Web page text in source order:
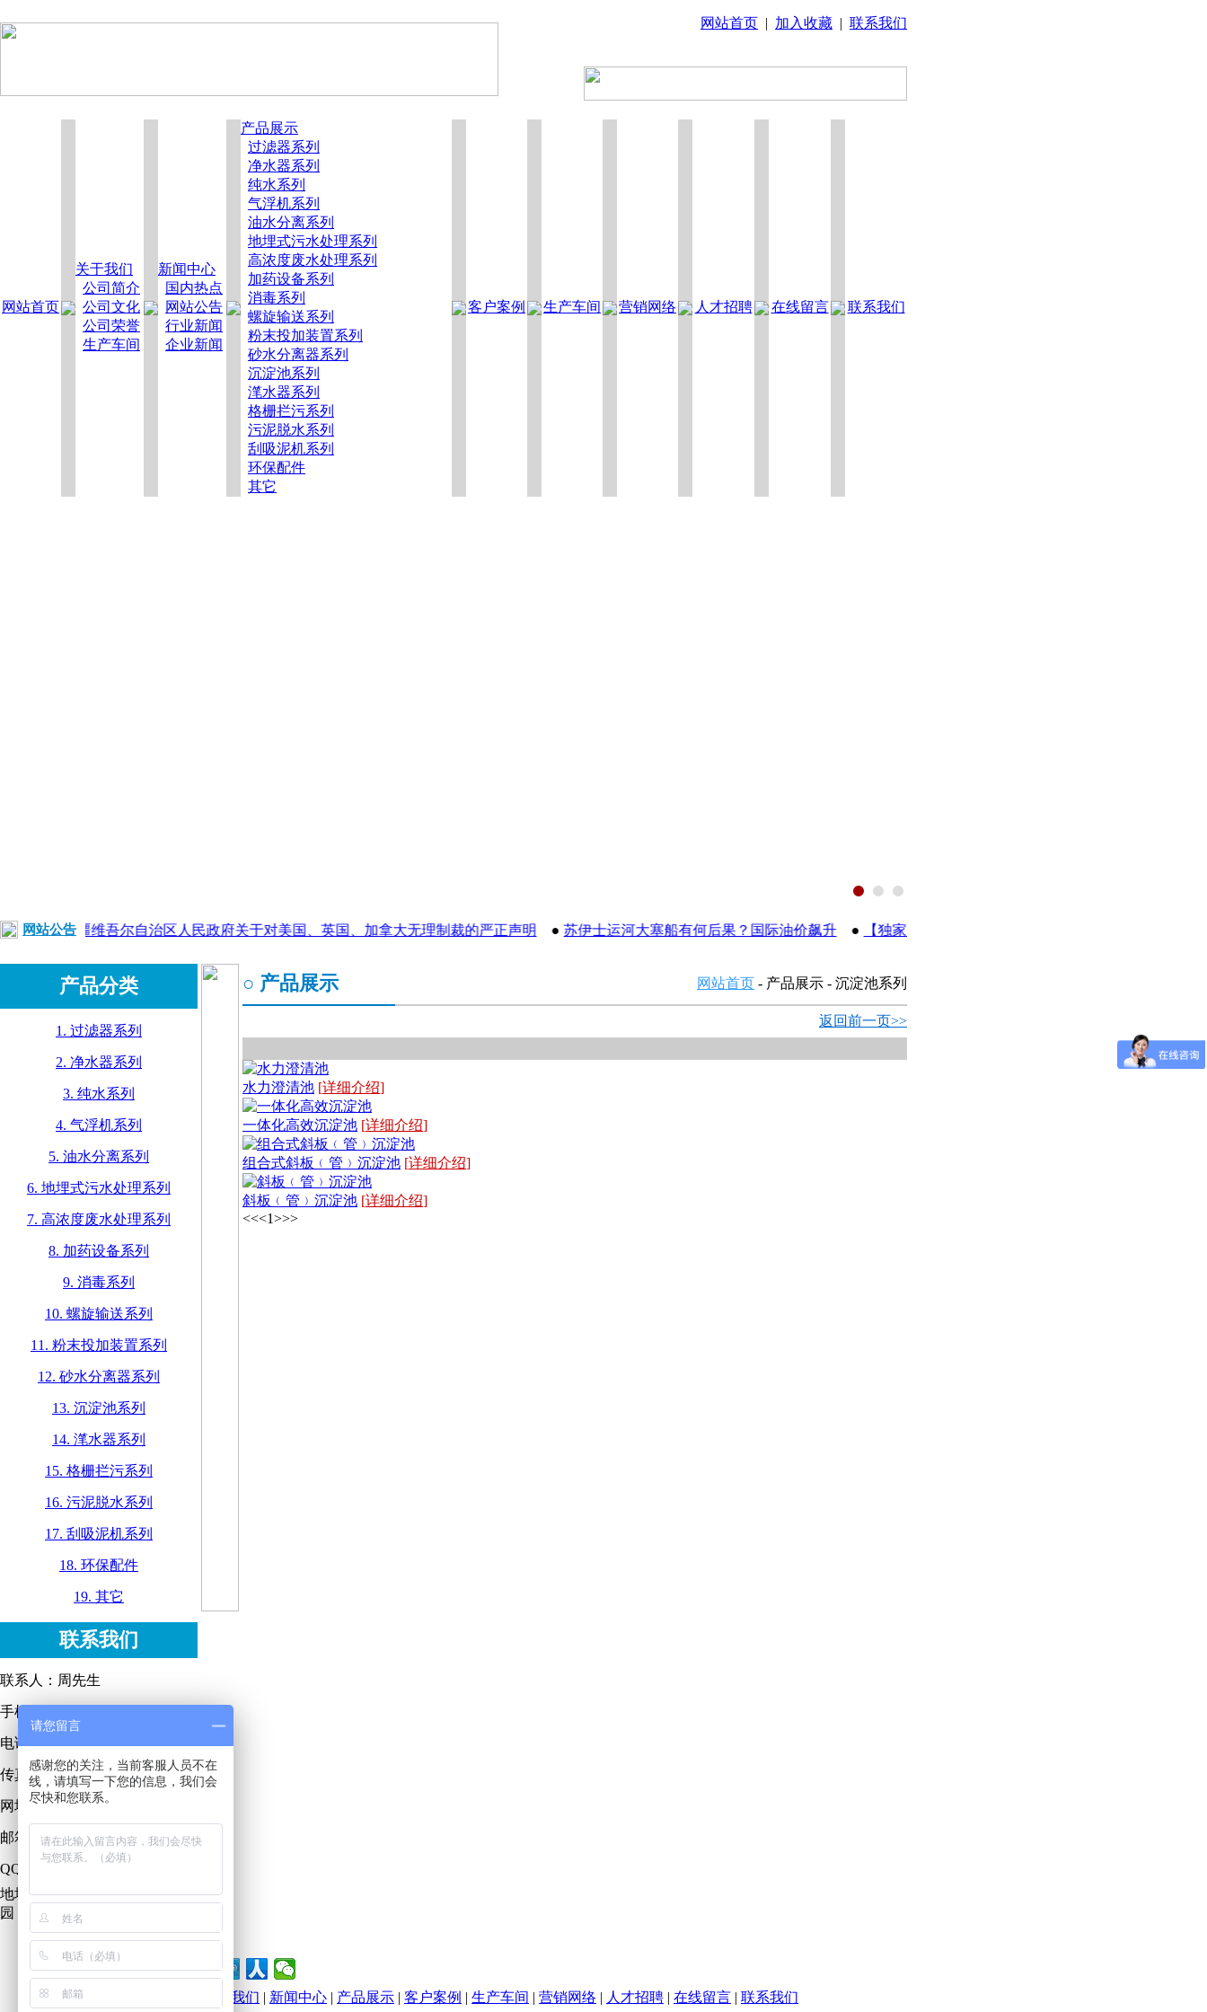
网站首页 | 加入收藏 | 联系我们
网站首页
关于我们
公司简介
公司文化
公司荣誉
生产车间
新闻中心
国内热点
网站公告
行业新闻
企业新闻
产品展示
过滤器系列
净水器系列
纯水系列
气浮机系列
油水分离系列
地埋式污水处理系列
高浓度废水处理系列
加药设备系列
消毒系列
螺旋输送系列
粉末投加装置系列
砂水分离器系列
沉淀池系列
滗水器系列
格栅拦污系列
污泥脱水系列
刮吸泥机系列
环保配件
其它
客户案例 生产车间 营销网络 人才招聘 在线留言 联系我们
网站公告
●新疆维吾尔自治区人民政府关于对美国、英国、加拿大无理制裁的严正声明● 苏伊士运河大塞船有何后果？国际油价飙升● 【独家】芬兰软件专家AAVA 重新定义行业ERP
产品分类
1. 过滤器系列
2. 净水器系列
3. 纯水系列
4. 气浮机系列
5. 油水分离系列
6. 地埋式污水处理系列
7. 高浓度废水处理系列
8. 加药设备系列
9. 消毒系列
10. 螺旋输送系列
11. 粉末投加装置系列
12. 砂水分离器系列
13. 沉淀池系列
14. 滗水器系列
15. 格栅拦污系列
16. 污泥脱水系列
17. 刮吸泥机系列
18. 环保配件
19. 其它
联系我们
联系人：周先生
手机：13616150471
电话：0510-87832623
传真：0510-87832023
网址：www.wxhzhb.com
邮箱：zhoujiahong888@163.com
QQ :
地址：宜兴市高塍镇环保工业
园
○ 产品展示 网站首页 - 产品展示 - 沉淀池系列
返回前一页>>
水力澄清池 [详细介绍]
一体化高效沉淀池 [详细介绍]
组合式斜板﹙管﹚沉淀池 [详细介绍]
斜板﹙管﹚沉淀池 [详细介绍]
<<<1>>>
关于我们 | 新闻中心 | 产品展示 | 客户案例 | 生产车间 | 营销网络 | 人才招聘 | 在线留言 | 联系我们
请您留言
感谢您的关注，当前客服人员不在
线，请填写一下您的信息，我们会
尽快和您联系。